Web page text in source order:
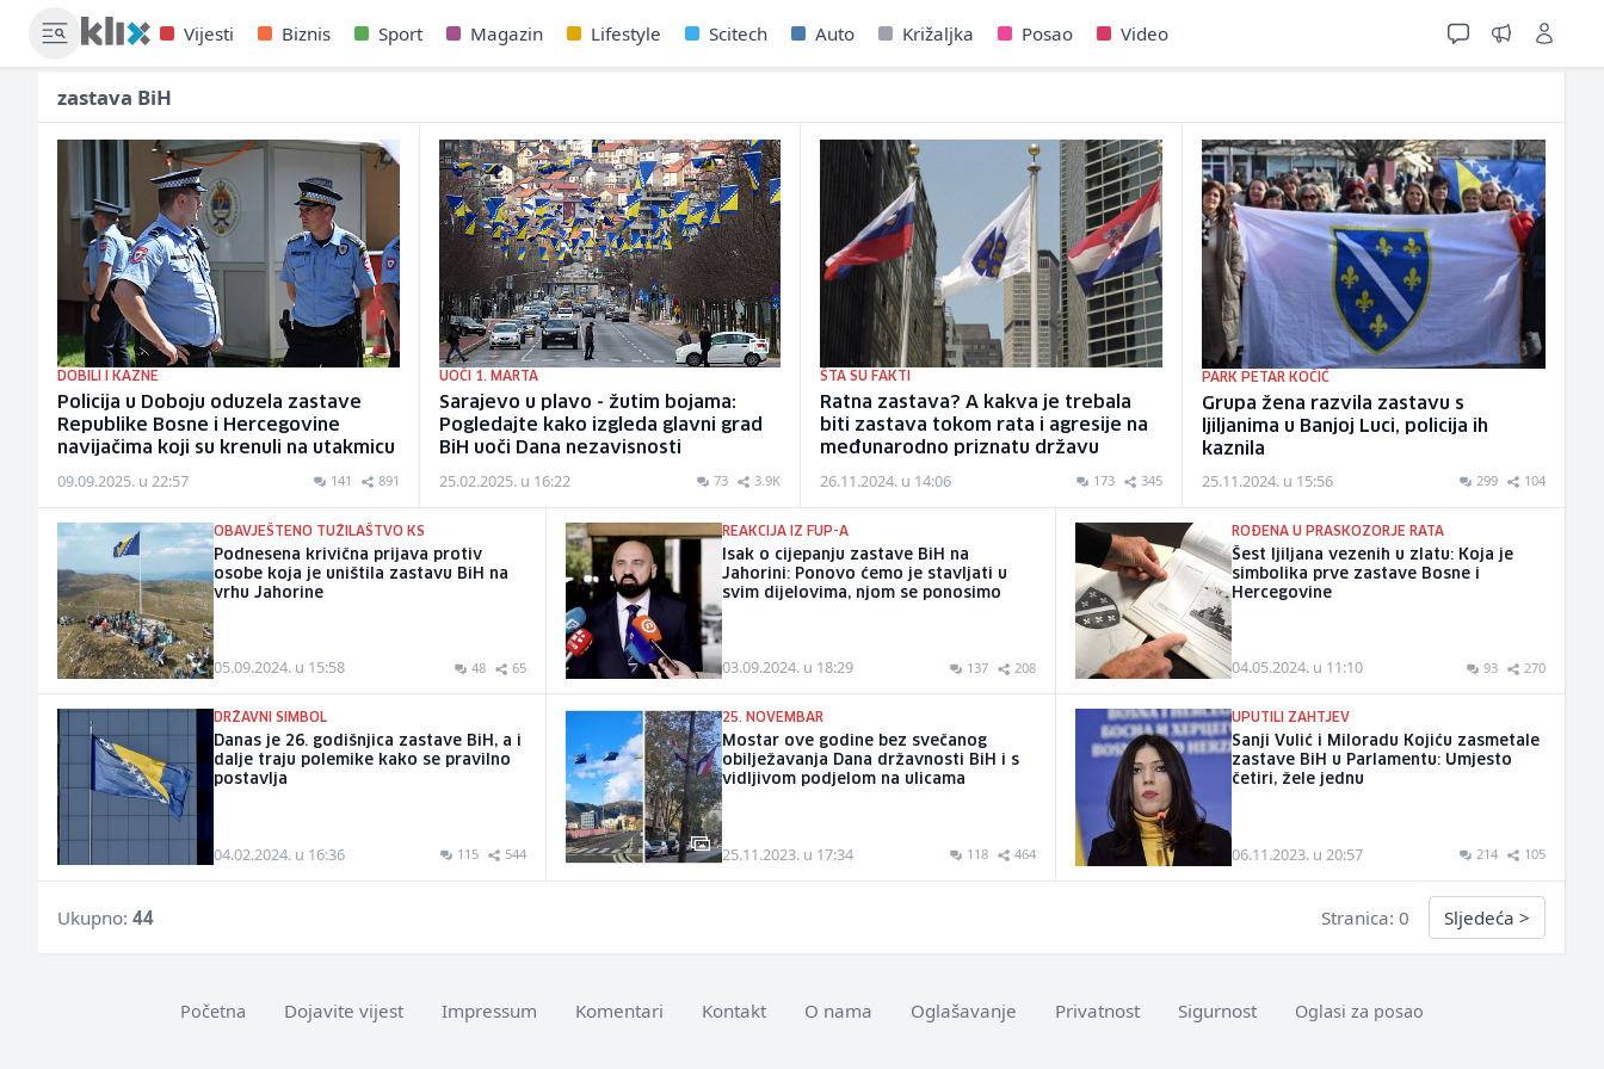
Vijesti Biznis Sport Magazin Lifestyle Scitech Auto Križaljka Posao Video
zastava BiH
DOBILI I KAZNE
Policija u Doboju oduzela zastave
Republike Bosne i Hercegovine
navijačima koji su krenuli na utakmicu
09.09.2025. u 22:57 141 891
UOČI 1. MARTA
Sarajevo u plavo - žutim bojama:
Pogledajte kako izgleda glavni grad
BiH uoči Dana nezavisnosti
25.02.2025. u 16:22 73 3.9K
ŠTA SU FAKTI
Ratna zastava? A kakva je trebala
biti zastava tokom rata i agresije na
međunarodno priznatu državu
26.11.2024. u 14:06 173 345
PARK PETAR KOČIĆ
Grupa žena razvila zastavu s
ljiljanima u Banjoj Luci, policija ih
kaznila
25.11.2024. u 15:56 299 104
OBAVJEŠTENO TUŽILAŠTVO KS
Podnesena krivična prijava protiv
osobe koja je uništila zastavu BiH na
vrhu Jahorine
05.09.2024. u 15:58 48 65
REAKCIJA IZ FUP-A
Isak o cijepanju zastave BiH na
Jahorini: Ponovo ćemo je stavljati u
svim dijelovima, njom se ponosimo
03.09.2024. u 18:29 137 208
ROĐENA U PRASKOZORJE RATA
Šest ljiljana vezenih u zlatu: Koja je
simbolika prve zastave Bosne i
Hercegovine
04.05.2024. u 11:10 93 270
DRŽAVNI SIMBOL
Danas je 26. godišnjica zastave BiH, a i
dalje traju polemike kako se pravilno
postavlja
04.02.2024. u 16:36 115 544
25. NOVEMBAR
Mostar ove godine bez svečanog
obilježavanja Dana državnosti BiH i s
vidljivom podjelom na ulicama
25.11.2023. u 17:34 118 464
UPUTILI ZAHTJEV
Sanji Vulić i Miloradu Kojiću zasmetale
zastave BiH u Parlamentu: Umjesto
četiri, žele jednu
06.11.2023. u 20:57 214 105
Ukupno: 44 Stranica: 0 Sljedeća >
Početna Dojavite vijest Impressum Komentari Kontakt O nama Oglašavanje Privatnost Sigurnost Oglasi za posao